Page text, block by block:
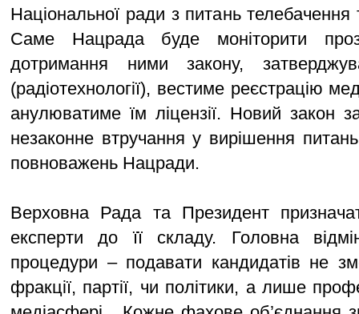
Національної ради з питань
Саме Нацрада буде моніторити
дотримання ними закону,
(радіотехнології), вестиме реєстрацію
анулюватиме їм ліцензії. Новий закон
незаконне втручання у вирішення
повноважень Нацради.
Верховна Рада та Президент
експерти до її складу. Головна
процедури – подавати кандидатів не
фракції, партії, чи політики, а лише